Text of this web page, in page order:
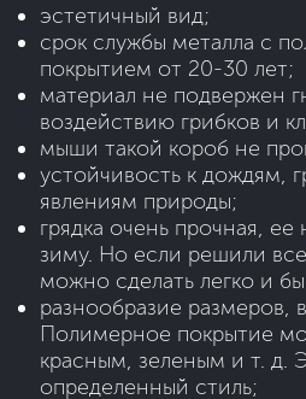
эстетичный вид;
срок службы металла с
покрытием от 20-30 лет;
материал не подвержен
воздействию грибков и
мыши такой короб не
устойчивость к дождям,
явлениям природы;
грядка очень прочная,
зиму. Но если решили
можно сделать легко и
разнообразие размеров,
Полимерное покрытие
красным, зеленым и т. д.
определенный стиль;